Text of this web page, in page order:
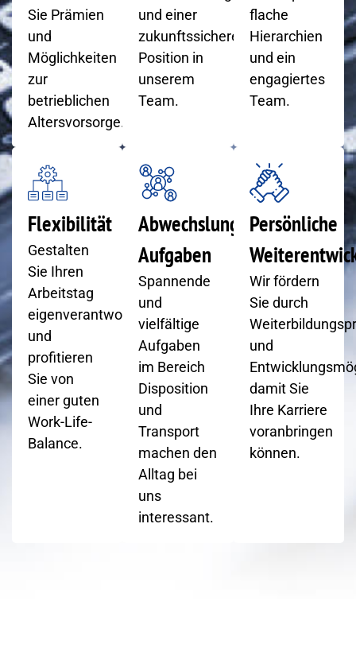
Sie Prämien
und
Möglichkeiten
zur
betrieblichen
Altersvorsorge.
und einer
zukunftssicheren
Position in
unserem
Team.
flache
Hierarchien
und ein
engagiertes
Team.
Flexibilität
Gestalten
Sie Ihren
Arbeitstag
eigenverantwortlich
und
profitieren
Sie von
einer guten
Work-Life-
Balance.
Abwechslungsreiche
Aufgaben
Spannende
und
vielfältige
Aufgaben
im Bereich
Disposition
und
Transport
machen den
Alltag bei
uns
interessant.
Persönliche
Wir fördern
Sie durch
und
damit Sie
Ihre Karriere
voranbringen
können.